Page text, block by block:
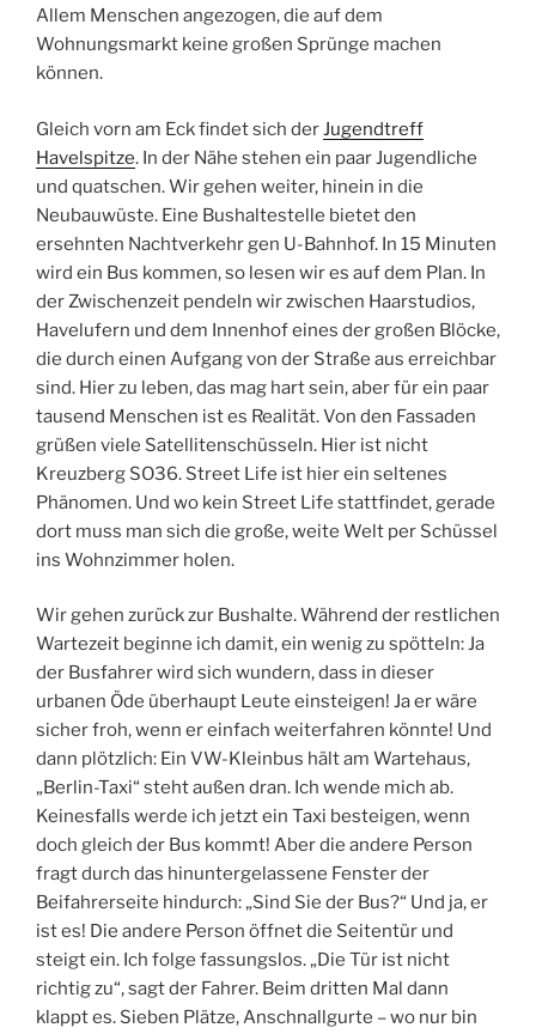
Allem Menschen angezogen, die auf dem
Wohnungsmarkt keine großen Sprünge machen
können.
Gleich vorn am Eck findet sich derJugendtreff
Havelspitze. In der Nähe stehen ein paar Jugendliche
und quatschen. Wir gehen weiter, hinein in die
Neubauwüste. Eine Bushaltestelle bietet den
ersehnten Nachtverkehr gen U-Bahnhof. In 15 Minuten
wird ein Bus kommen, so lesen wir es auf dem Plan. In
der Zwischenzeit pendeln wir zwischen Haarstudios,
Havelufern und dem Innenhof eines der großen Blöcke,
die durch einen Aufgang von der Straße aus erreichbar
sind. Hier zu leben, das mag hart sein, aber für ein paar
tausend Menschen ist es Realität. Von den Fassaden
grüßen viele Satellitenschüsseln. Hier ist nicht
Kreuzberg SO36. Street Life ist hier ein seltenes
Phänomen. Und wo kein Street Life stattfindet, gerade
dort muss man sich die große, weite Welt per Schüssel
ins Wohnzimmer holen.
Wir gehen zurück zur Bushalte. Während der restlichen
Wartezeit beginne ich damit, ein wenig zu spötteln: Ja
der Busfahrer wird sich wundern, dass in dieser
urbanen Öde überhaupt Leute einsteigen! Ja er wäre
sicher froh, wenn er einfach weiterfahren könnte! Und
dann plötzlich: Ein VW-Kleinbus hält am Wartehaus,
„Berlin-Taxi“ steht außen dran. Ich wende mich ab.
Keinesfalls werde ich jetzt ein Taxi besteigen, wenn
doch gleich der Bus kommt! Aber die andere Person
fragt durch das hinuntergelassene Fenster der
Beifahrerseite hindurch: „Sind Sie der Bus?“ Und ja, er
ist es! Die andere Person öffnet die Seitentür und
steigt ein. Ich folge fassungslos. „Die Tür ist nicht
richtig zu“, sagt der Fahrer. Beim dritten Mal dann
klappt es. Sieben Plätze, Anschnallgurte – wo nur bin